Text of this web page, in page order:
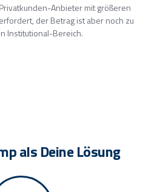
Anbieter mit größeren
der Betrag ist aber noch zu
Institutional-Bereich.
als Deine Lösung